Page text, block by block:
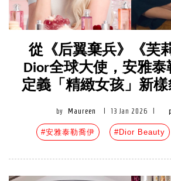
從《后翼棄兵》《芙
Dior全球大使，安雅泰
定義「精緻女孩」新
by Maureen 13 Jan 2026
#安雅泰勒喬伊 #Dior Beauty